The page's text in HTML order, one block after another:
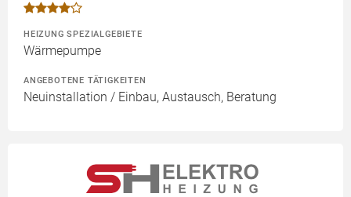
HEIZUNG SPEZIALGEBIETE
Wärmepumpe
ANGEBOTENE TÄTIGKEITEN
Neuinstallation / Einbau, Austausch, Beratung